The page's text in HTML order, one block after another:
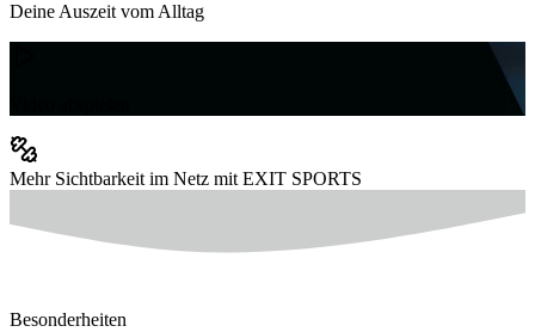
Deine Auszeit vom Alltag
Mehr Sichtbarkeit im Netz mit EXIT SPORTS
Besonderheiten